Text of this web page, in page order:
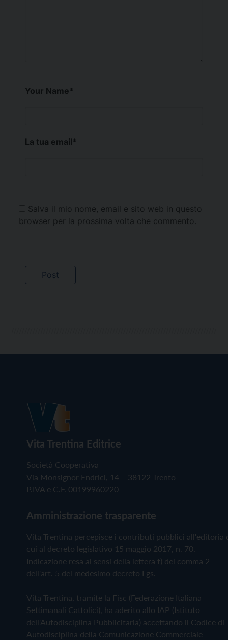
Your Name*
La tua email*
Salva il mio nome, email e sito web in questo
browser per la prossima volta che commento.
Vita Trentina Editrice
Società Cooperativa
Via Monsignor Endrici, 14 – 38122 Trento
P.IVA e C.F. 00199960220
Amministrazione trasparente
Vita Trentina percepisce i contributi pubblici all'editoria
cui al decreto legislativo 15 maggio 2017, n. 70.
Indicazione resa ai sensi della lettera f) del comma 2
dell'art. 5 del medesimo decreto Lgs.
Vita Trentina, tramite la Fisc (Federazione Italiana
Settimanali Cattolici), ha aderito allo IAP (Istituto
dell'Autodisciplina Pubblicitaria) accettando il Codice di
Autodisciplina della Comunicazione Commerciale